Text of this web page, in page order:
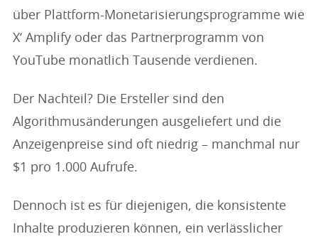
über Plattform-Monetarisierungsprogramme wie
X‘ Amplify oder das Partnerprogramm von
YouTube monatlich Tausende verdienen.
Der Nachteil? Die Ersteller sind den
Algorithmusänderungen ausgeliefert und die
Anzeigenpreise sind oft niedrig – manchmal nur
$1 pro 1.000 Aufrufe.
Dennoch ist es für diejenigen, die konsistente
Inhalte produzieren können, ein verlässlicher